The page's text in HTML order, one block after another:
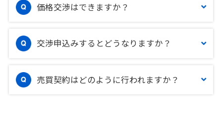
価格交渉はできますか？
交渉申込みするとどうなりますか？
売買契約はどのように行われますか？